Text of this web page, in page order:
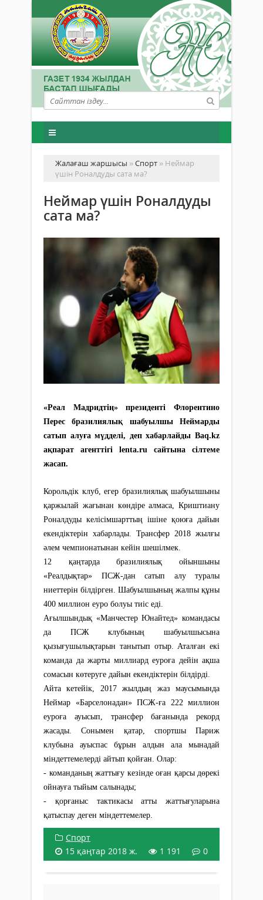
Жалағаш жаршысы »Спорт » Неймар
үшін Роналдуды сата ма?
Неймар үшін Роналдуды
сата ма?
«Реал Мадридтің» президенті Флорентино
Перес бразилиялық шабуылшы Неймарды
сатып алуға мүдделі, деп хабарлайды Baq.kz
ақпарат агенттігі lenta.ru сайтына сілтеме
жасап.
Корольдік клуб, егер бразилиялық шабуылшыны
қаржылай жағынан көндіре алмаса, Криштиану
Роналдуды келісімшарттың ішіне қоюға дайын
екендіктерін хабарлады. Трансфер 2018 жылғы
әлем чемпионатынан кейін шешілмек.
12 қаңтарда бразилиялық ойыншыны
«Реалдықтар» ПСЖ-дан сатып алу туралы
ниеттерін білдірген. Шабуылшының жалпы құны
400 миллион еуро болуы тиіс еді.
Ағылшындық «Манчестер Юнайтед» командасы
да ПСЖ клубының шабуылшысына
қызығушылықтарын танытып отыр. Аталған екі
команда да жарты миллиард еуроға дейін ақша
сомасын көтеруге дайын екендіктерін білдірді.
Айта кетейік, 2017 жылдың жаз маусымында
Неймар «Барселонадан» ПСЖ-ға 222 миллион
еуроға ауысып, трансфер бағанында рекорд
жасады. Сонымен қатар, спортшы Париж
клубына ауыспас бұрын алдын ала мынадай
міндеттемелерді айтып қойған. Олар:
- команданың жаттығу кезінде оған қарсы дөрекі
ойнауға тыйым салынады;
- қорғаныс тактикасы атты жаттығуларына
қатыспау деген міндеттемелер.
Спорт
15 қаңтар 2018 ж.
1 191 0